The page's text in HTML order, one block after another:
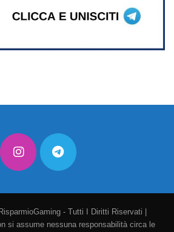
- Tutti I Diritti Riservati |
si assume nessuna responsabilità circa le